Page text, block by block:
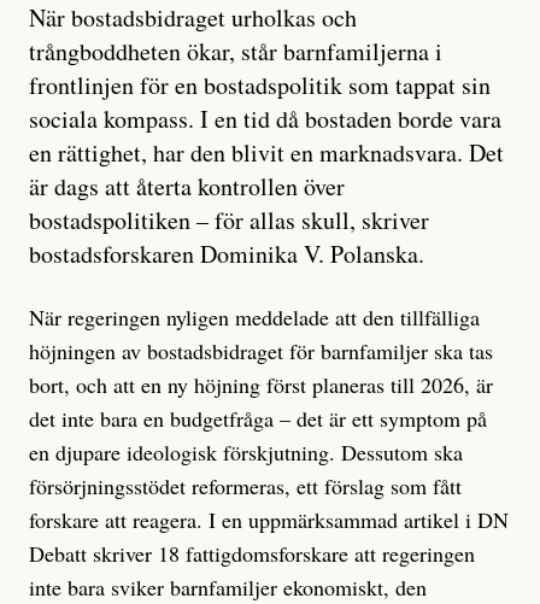
När bostadsbidraget urholkas och
trångboddheten ökar, står barnfamiljerna i
frontlinjen för en bostadspolitik som tappat sin
sociala kompass. I en tid då bostaden borde vara
en rättighet, har den blivit en marknadsvara. Det
är dags att återta kontrollen över
bostadspolitiken – för allas skull, skriver
bostadsforskaren Dominika V. Polanska.
När regeringen nyligen meddelade att den tillfälliga
höjningen av bostadsbidraget för barnfamiljer ska tas
bort, och att en ny höjning först planeras till 2026, är
det inte bara en budgetfråga – det är ett symptom på
en djupare ideologisk förskjutning. Dessutom ska
försörjningsstödet reformeras, ett förslag som fått
forskare att reagera. I en uppmärksammad artikel i DN
Debatt skriver 18 fattigdomsforskare att regeringen
inte bara sviker barnfamiljer ekonomiskt, den